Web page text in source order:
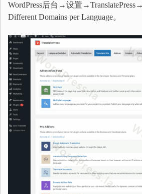
WordPress后台→设置
Different Domains per Language。